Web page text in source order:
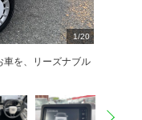
1/20
車を、リーズナブル
2 20
3 20
4 20
5 20
6 20
7 20
8 20
9 20
10 2
0
11 2
0
12 2
0
13 2
0
14 2
0
15 2
0
16 2
0
17 2
0
18 2
0
19 2
0
20 2
0